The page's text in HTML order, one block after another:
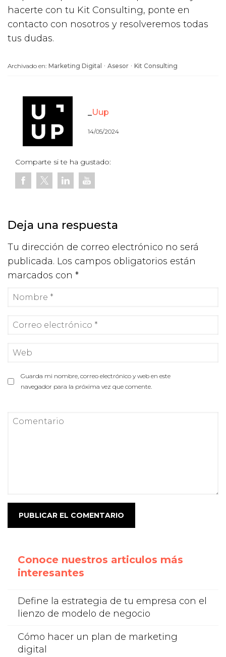
hacerte con tu Kit Consulting, ponte en
contacto con nosotros y resolveremos todas
tus dudas.
Archivado en: Marketing Digital · Asesor · Kit Consulting
Uup
14/05/2024
Comparte si te ha gustado:
Deja una respuesta
Tu dirección de correo electrónico no será
publicada. Los campos obligatorios están
marcados con *
Guarda mi nombre, correo electrónico y web en este
navegador para la próxima vez que comente.
Conoce nuestros articulos más
interesantes
Define la estrategia de tu empresa con el
lienzo de modelo de negocio
Cómo hacer un plan de marketing
digital